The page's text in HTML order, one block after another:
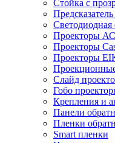
Стойка с
Светодиодная
Проекторы
Проекторы
Проекторы
Слайд
Гобо
Крепления и
Панели
Пленки
Smart пленки